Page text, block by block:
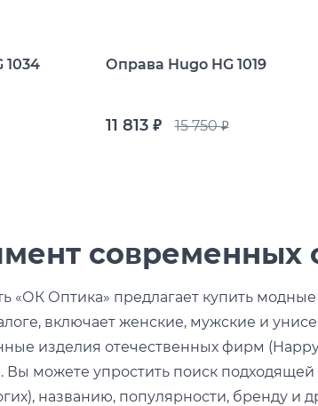
салонов
1034 Оправа Hugo HG 1019
11 813 руб. 15 750руб.
современных
«ОК Оптика» предлагает купить
включает женские, мужские и
изделия отечественных фирм
Вы можете упростить поиск
названию, популярности, бренду и